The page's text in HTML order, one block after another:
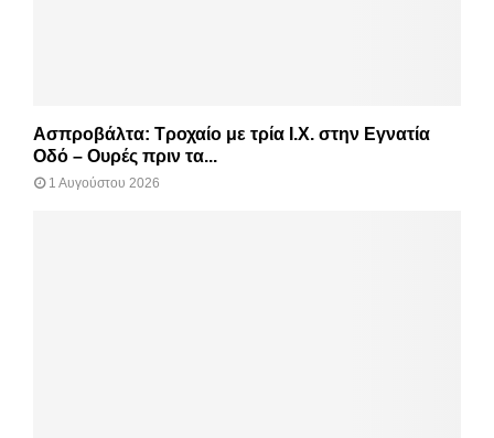
Ασπροβάλτα: Τροχαίο με τρία Ι.Χ. στην Εγνατία
Οδό – Ουρές πριν τα...
1 Αυγούστου 2026